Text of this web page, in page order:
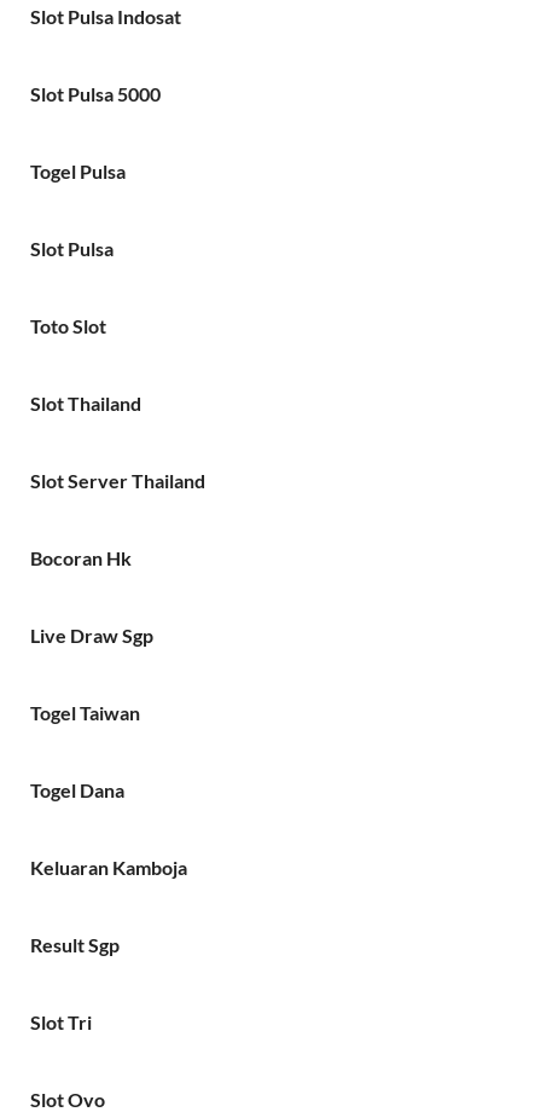
Slot Pulsa Indosat
Slot Pulsa 5000
Togel Pulsa
Slot Pulsa
Toto Slot
Slot Thailand
Slot Server Thailand
Bocoran Hk
Live Draw Sgp
Togel Taiwan
Togel Dana
Keluaran Kamboja
Result Sgp
Slot Tri
Slot Ovo